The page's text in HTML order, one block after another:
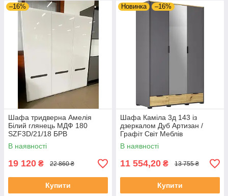
–16%
Шафа тридверна Амелія
Білий глянець МДФ 180
SZF3D/21/18 БРВ
В наявності
19 120 ₴ 22 860 ₴
Купити
Новинка –16%
Шафа Каміла 3д 143 із
дзеркалом Дуб Артизан /
Графіт Світ Меблів
В наявності
11 554,20 ₴ 13 755 ₴
Купити